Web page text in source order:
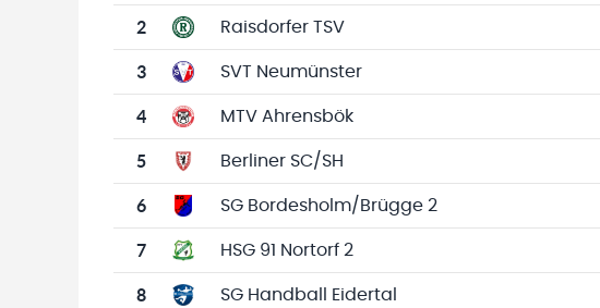
2 Raisdorfer TSV
3 SVT Neumünster
4 MTV Ahrensbök
5 Berliner SC/SH
6 SG Bordesholm/Brügge 2
7 HSG 91 Nortorf 2
8 SG Handball Eidertal